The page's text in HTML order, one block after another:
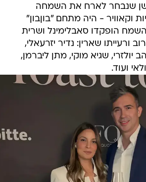
שנבחר לארח את השמחה
וקאוויר - היה מתחם "בוןבון"
הופקדו סאבלימינל ושרית
ורעייתו שארין: נדיר יזרעאלי,
יולזרי, שגיא מוקי, מתן ליברמן,
ועוד.